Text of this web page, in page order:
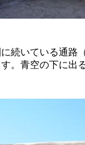
続いている通路
。青空の下に出